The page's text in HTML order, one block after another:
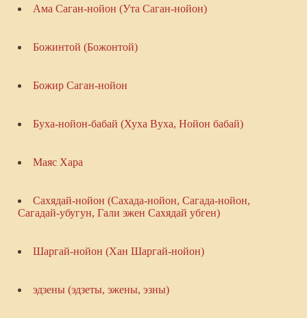
Ама Саган-нойон (Ута Саган-нойон)
Божинтой (Божонтой)
Божир Саган-нойон
Буха-нойон-бабай (Хуха Вуха, Нойон бабай)
Маяс Хара
Сахядай-нойон (Сахада-нойон, Сагада-нойон,
Сагадай-убугун, Гали эжен Сахядай убген)
Шаргай-нойон (Хан Шаргай-нойон)
эдзены (эдзеты, эжены, эзны)